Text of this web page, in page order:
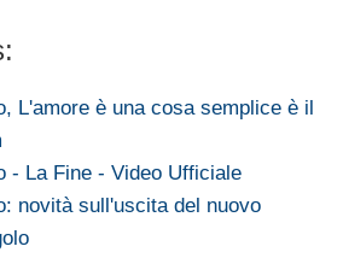
L'amore è una cosa semplice è il
- La Fine - Video Ufficiale
novità sull'uscita del nuovo